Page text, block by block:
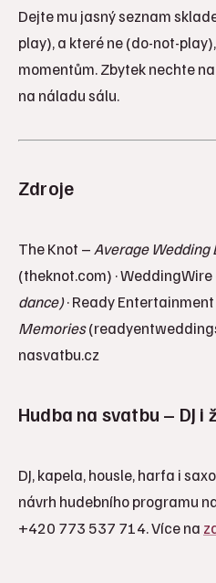
Dejte mu jasný seznam
play), a které ne (do-not-
momentům. Zbytek nechte
na náladu sálu.
Zdroje
The Knot – Average Wedding
(theknot.com) · WeddingWire
dance)· Ready
Memories
nasvatbu.cz
Hudba na svatbu – DJ i
DJ, kapela, housle, harfa i
návrh hudebního programu
+420 773 537 714. Více na